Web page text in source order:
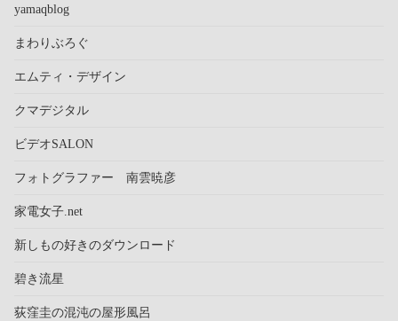
yamaqblog
まわりぶろぐ
エムティ・デザイン
クマデジタル
ビデオSALON
フォトグラファー 南雲暁彦
家電女子.net
新しもの好きのダウンロード
碧き流星
荻窪圭の混沌の屋形風呂